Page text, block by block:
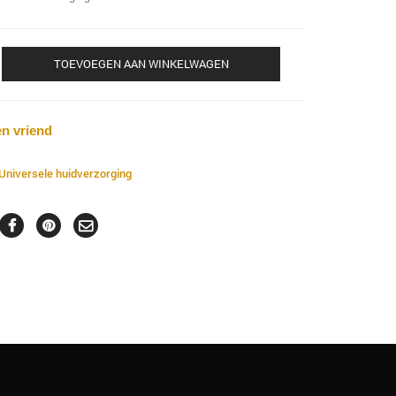
TOEVOEGEN AAN WINKELWAGEN
vriend
huidverzorging